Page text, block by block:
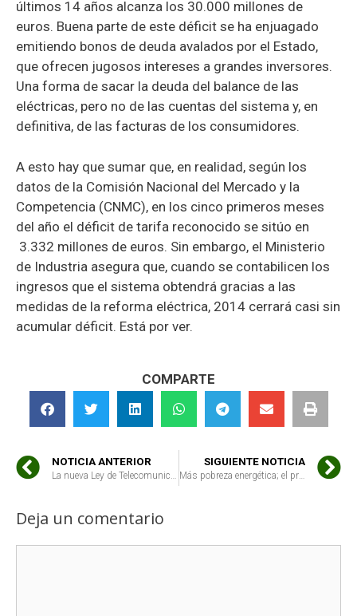
últimos 14 años alcanza los 30.000 millones de
euros. Buena parte de este déficit se ha enjuagado
emitiendo bonos de deuda avalados por el Estado,
que ofrecen jugosos intereses a grandes inversores.
Una forma de sacar la deuda del balance de las
eléctricas, pero no de las cuentas del sistema y, en
definitiva, de las facturas de los consumidores.
A esto hay que sumar que, en realidad, según los
datos de la Comisión Nacional del Mercado y la
Competencia (CNMC), en los cinco primeros meses
del año el déficit de tarifa reconocido se sitúo en
3.332 millones de euros. Sin embargo, el Ministerio
de Industria asegura que, cuando se contabilicen los
ingresos que el sistema obtendrá gracias a las
medidas de la reforma eléctrica, 2014 cerrará casi sin
acumular déficit. Está por ver.
COMPARTE
NOTICIA ANTERIOR
La nueva Ley de Telecomunicaciones no soluciona los problemas de los consumidores frente a los abusos de las grandes compañías
SIGUIENTE NOTICIA
Más pobreza energética; el precio del butano lleva ocho meses en máximos históricos, y se disparará este año
Deja un comentario